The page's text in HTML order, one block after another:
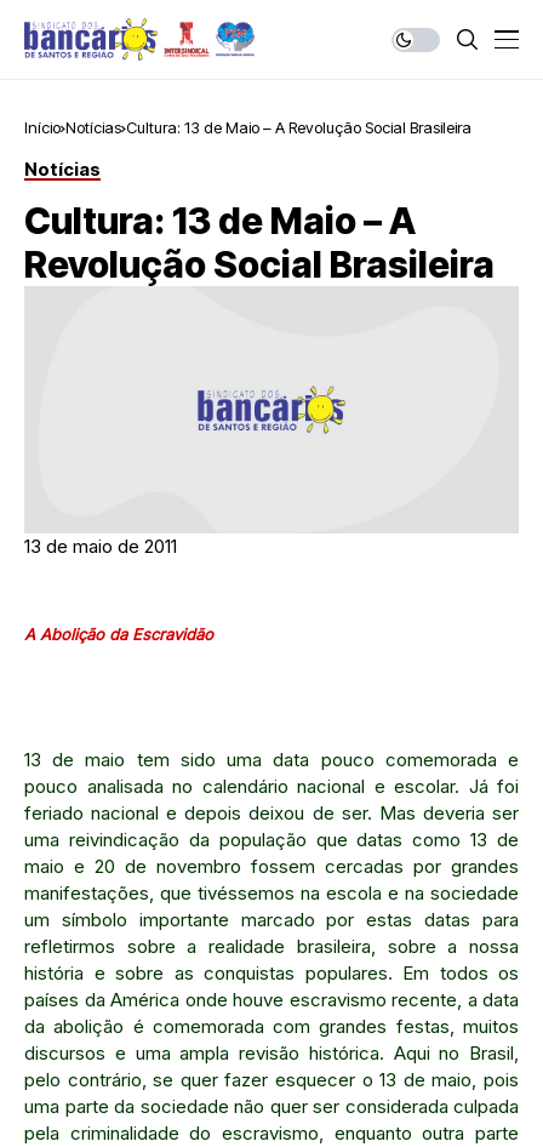
Início Notícias Cultura: 13 de Maio – A Revolução Social Brasileira
Notícias
Cultura: 13 de Maio – A
Revolução Social Brasileira
13 de maio de 2011
A Abolição da Escravidão
13 de maio tem sido uma data pouco comemorada e
pouco analisada no calendário nacional e escolar. Já foi
feriado nacional e depois deixou de ser. Mas deveria ser
uma reivindicação da população que datas como 13 de
maio e 20 de novembro fossem cercadas por grandes
manifestações, que tivéssemos na escola e na sociedade
um símbolo importante marcado por estas datas para
refletirmos sobre a realidade brasileira, sobre a nossa
história e sobre as conquistas populares. Em todos os
países da América onde houve escravismo recente, a data
da abolição é comemorada com grandes festas, muitos
discursos e uma ampla revisão histórica. Aqui no Brasil,
pelo contrário, se quer fazer esquecer o 13 de maio, pois
uma parte da sociedade não quer ser considerada culpada
pela criminalidade do escravismo, enquanto outra parte